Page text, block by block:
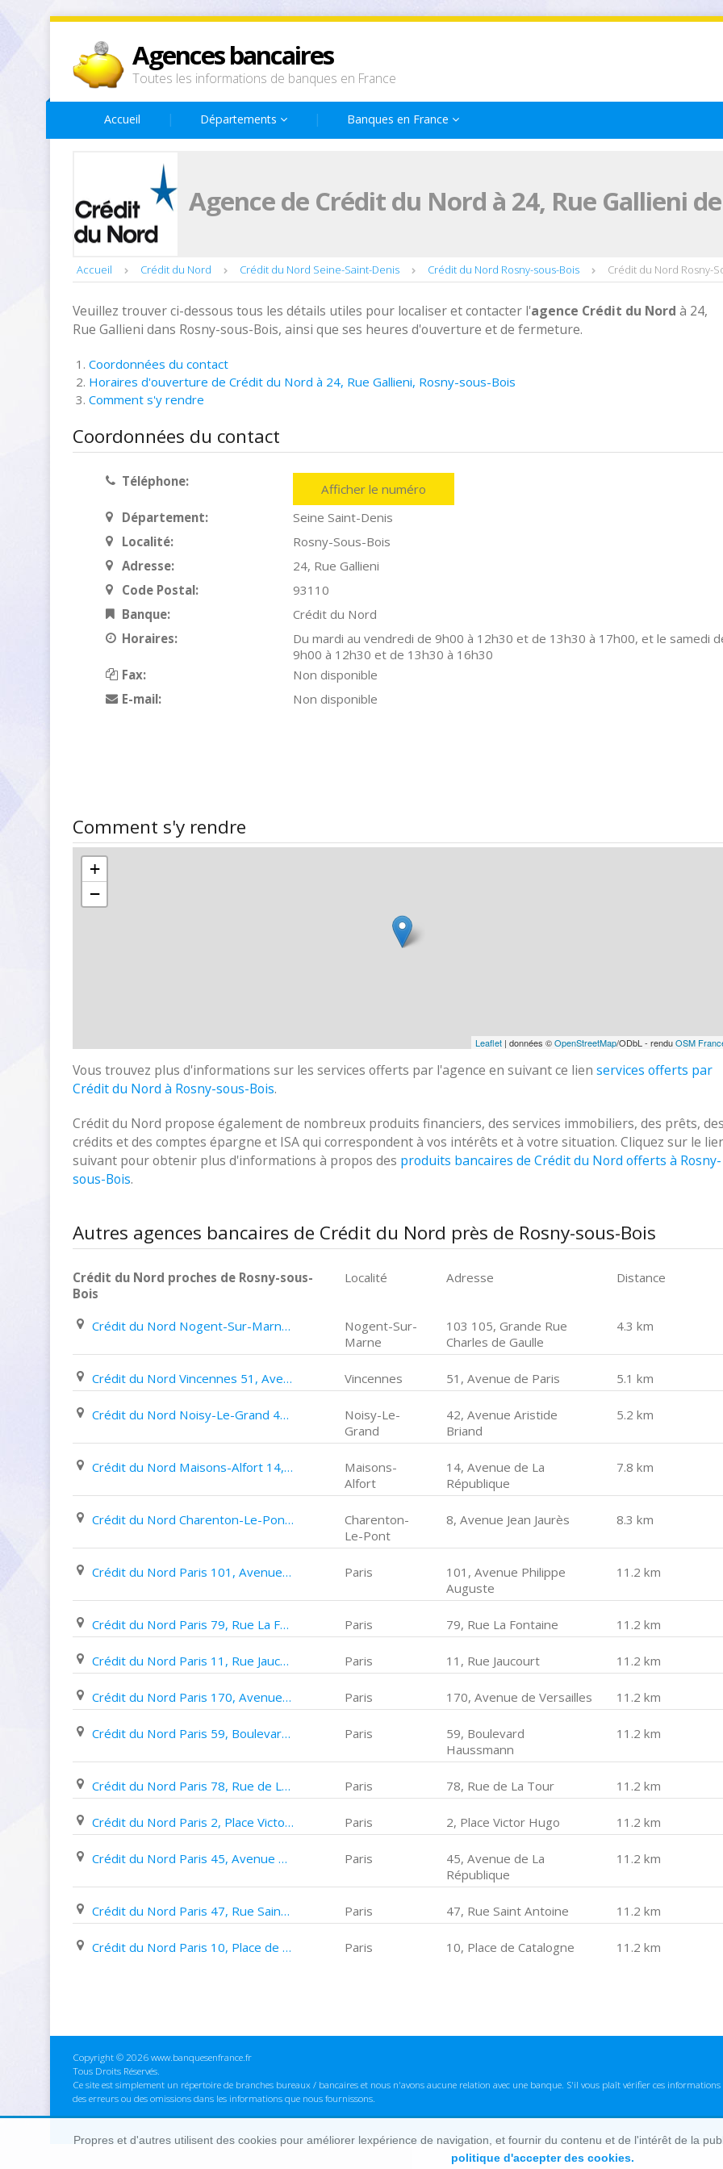
Agences bancaires
Toutes les informations de banques en France
Accueil Départements Banques en France
Agence de Crédit du Nord à 24, Rue Gallieni
Accueil Crédit du Nord Crédit du Nord Seine-Saint-Denis Crédit du Nord Rosny-sous-Bois Crédit du Nord Rosny-
Veuillez trouver ci-dessous tous les détails utiles pour localiser et contacter l'agence Crédit du Nord à 24,
Rue Gallieni dans Rosny-sous-Bois, ainsi que ses heures d'ouverture et de fermeture.
Coordonnées du contact
Horaires d'ouverture de Crédit du Nord à 24, Rue Gallieni, Rosny-sous-Bois
Comment s'y rendre
Coordonnées du contact
Téléphone:
Afficher le numéro
Département:
Seine Saint-Denis
Localité:
Rosny-Sous-Bois
Adresse:
24, Rue Gallieni
Code Postal:
93110
Banque:
Crédit du Nord
Horaires:
Du mardi au vendredi de 9h00 à 12h30 et de 13h30 à 17h00, et le samedi
9h00 à 12h30 et de 13h30 à 16h30
Fax:
Non disponible
E-mail:
Non disponible
Comment s'y rendre
+
−
Leaflet| données ©OpenStreetMap/ODbL - renduOSM
Vous trouvez plus d'informations sur les services offerts par l'agence en suivant ce lien services offerts par
Crédit du Nord à Rosny-sous-Bois.
Crédit du Nord propose également de nombreux produits financiers, des services immobiliers, des prêts,
crédits et des comptes épargne et ISA qui correspondent à vos intérêts et à votre situation. Cliquez sur le
suivant pour obtenir plus d'informations à propos des produits bancaires de Crédit du Nord offerts à Rosny-
sous-Bois.
Autres agences bancaires de Crédit du Nord près de Rosny-sous-Bois
Crédit du Nord proches de Rosny-sous-
Bois
Localité Adresse Distance
Crédit du Nord Nogent-Sur-Marne 103 105, Grande Rue Charles de Gaulle
Nogent-Sur-
Marne
103 105, Grande Rue
Charles de Gaulle
4.3 km
Crédit du Nord Vincennes 51, Avenue de Paris Vincennes 51, Avenue de Paris 5.1 km
Crédit du Nord Noisy-Le-Grand 42, Avenue Aristide Briand
Noisy-Le-
Grand
42, Avenue Aristide
Briand
5.2 km
Crédit du Nord Maisons-Alfort 14, Avenue de La République
Maisons-
Alfort
14, Avenue de La
République
7.8 km
Crédit du Nord Charenton-Le-Pont 8, Avenue Jean Jaurès
Charenton-
Le-Pont
8, Avenue Jean Jaurès 8.3 km
Crédit du Nord Paris 101, Avenue Philippe Auguste Paris
101, Avenue Philippe
Auguste
11.2 km
Crédit du Nord Paris 79, Rue La Fontaine Paris 79, Rue La Fontaine 11.2 km
Crédit du Nord Paris 11, Rue Jaucourt Paris 11, Rue Jaucourt 11.2 km
Crédit du Nord Paris 170, Avenue de Versailles Paris 170, Avenue de Versailles 11.2 km
Crédit du Nord Paris 59, Boulevard Haussmann Paris
59, Boulevard
Haussmann
11.2 km
Crédit du Nord Paris 78, Rue de La Tour Paris 78, Rue de La Tour 11.2 km
Crédit du Nord Paris 2, Place Victor Hugo Paris 2, Place Victor Hugo 11.2 km
Crédit du Nord Paris 45, Avenue de La République Paris
45, Avenue de La
République
11.2 km
Crédit du Nord Paris 47, Rue Saint Antoine Paris 47, Rue Saint Antoine 11.2 km
Crédit du Nord Paris 10, Place de Catalogne Paris 10, Place de Catalogne 11.2 km
Copyright © 2026 www.banquesenfrance.fr
Tous Droits Réservés.
Ce site est simplement un répertoire de branches bureaux / bancaires et nous n'avons aucune relation avec une banque. S'il vous plaît vérifier ces
des erreurs ou des omissions dans les informations que nous fournissons.
Propres et d'autres utilisent des cookies pour améliorer lexpérience de navigation, et fournir du contenu et de l'intérêt de la
politique d'accepter des cookies.